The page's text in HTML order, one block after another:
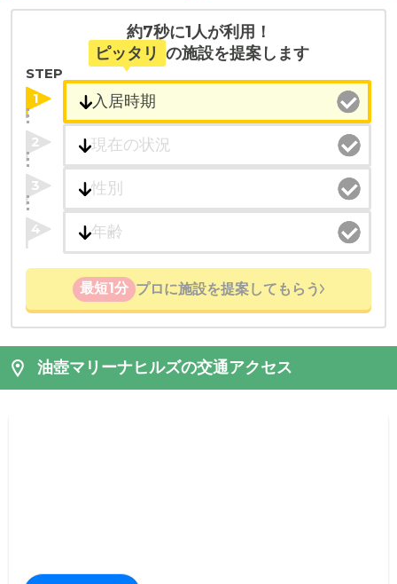
約7秒に1人が利用！
ピッタリ の施設を提案します
STEP
1
2
3
4
最短1分 プロに施設を提案してもらう
油壺マリーナヒルズの交通アクセス